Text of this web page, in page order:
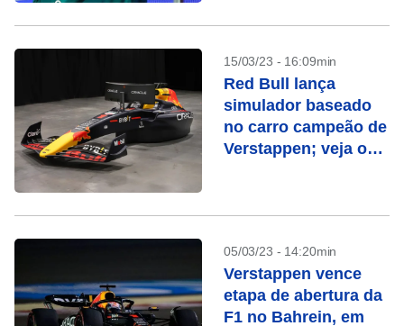
15/03/23 - 16:09min
Red Bull lança
simulador baseado
no carro campeão de
Verstappen; veja o
05/03/23 - 14:20min
Verstappen vence
etapa de abertura da
F1 no Bahrein, em